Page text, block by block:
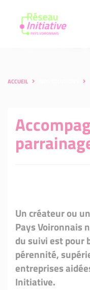
ACCUEIL
Un créateur ou
Pays Voironnais
du suivi est pour
pérennité,
entreprises
Initiative.